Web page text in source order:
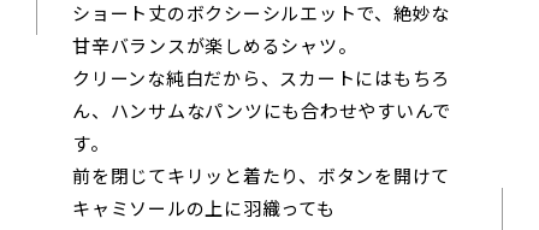
ショート丈のボクシーシルエットで、絶妙な
甘辛バランスが楽しめるシャツ。
クリーンな純白だから、スカートにはもちろ
ん、ハンサムなパンツにも合わせやすいんで
す。
前を閉じてキリッと着たり、ボタンを開けて
キャミソールの上に羽織っても